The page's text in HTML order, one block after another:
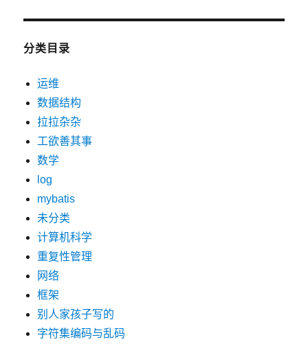
分类目录
运维
数据结构
拉拉杂杂
工欲善其事
数学
log
mybatis
未分类
计算机科学
重复性管理
网络
框架
别人家孩子写的
字符集编码与乱码